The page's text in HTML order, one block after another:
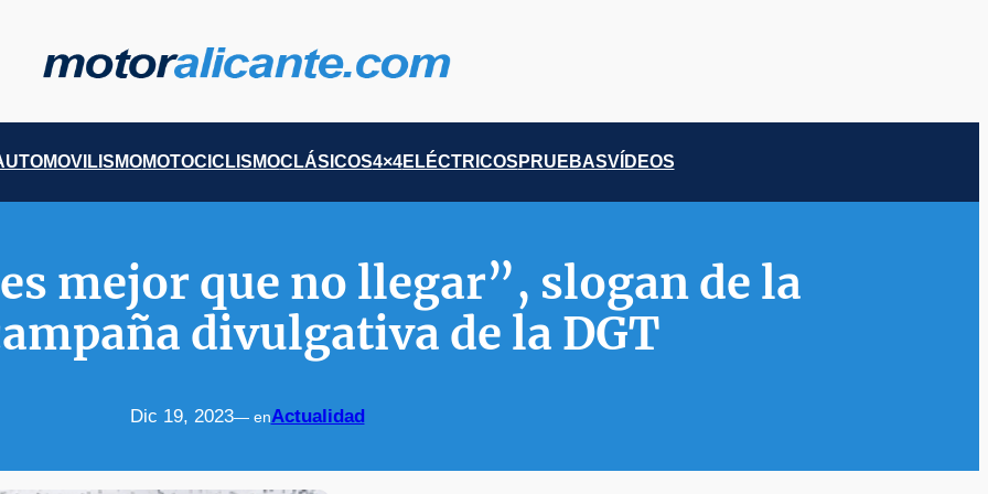
MOTOCICLISMOCLÁSICOS4×4ELÉCTRICOS PRUEBASVÍDEOS
mejor que no llegar”, slogan de la
divulgativa de la DGT
Dic 19, 2023— enActualidad